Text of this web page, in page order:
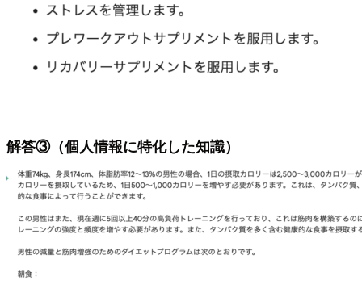
解答③（個人情報に特化した知識）